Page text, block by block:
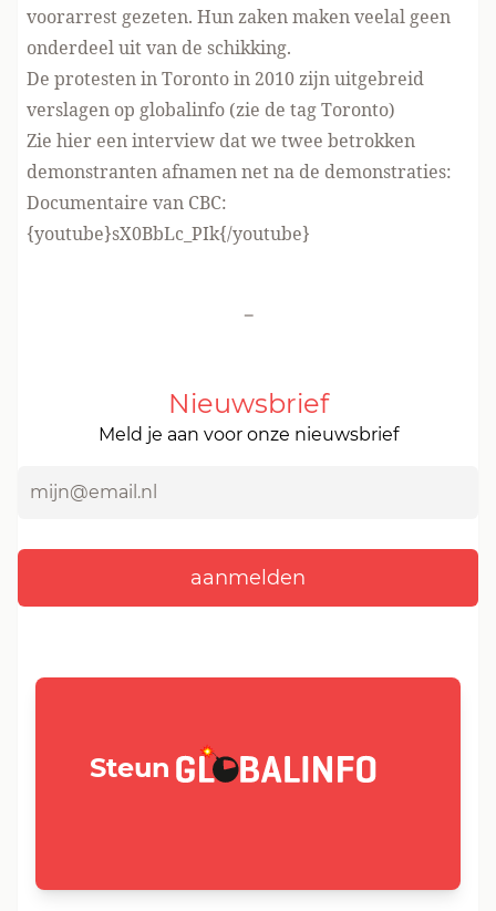
voorarrest gezeten. Hun zaken maken veelal geen
onderdeel uit van de schikking.
De protesten in Toronto in 2010 zijn uitgebreid
verslagen op globalinfo (zie de tag Toronto)
Zie hier een interview dat we twee betrokken
demonstranten afnamen net na de demonstraties:
Documentaire van CBC:
{youtube}sX0BbLc_PIk{/youtube}
-
Nieuwsbrief
Meld je aan voor onze nieuwsbrief
Steun GLOBALINFO.nl